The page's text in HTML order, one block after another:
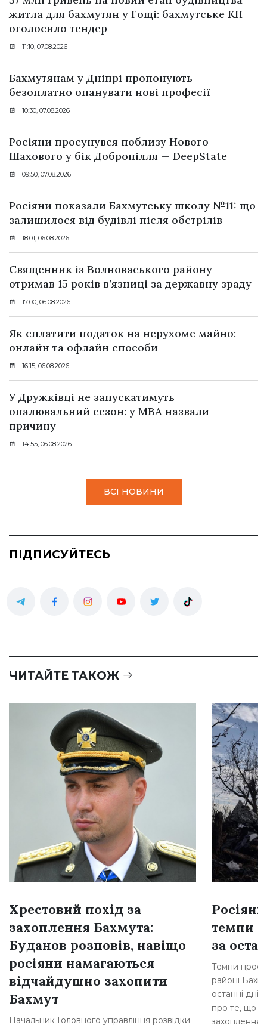
житла для бахмутян у Гощі: бахмутське КП
оголосило тендер
11:10, 07.08.2026
Бахмутянам у Дніпрі пропонують
безоплатно опанувати нові професії
10:30, 07.08.2026
Росіяни просунувся поблизу Нового
Шахового у бік Добропілля — DeepState
09:50, 07.08.2026
Росіяни показали Бахмутську школу №11: що
залишилося від будівлі після обстрілів
18:01, 06.08.2026
Священник із Волноваського району
отримав 15 років в’язниці за державну зраду
17:00, 06.08.2026
Як сплатити податок на нерухоме майно:
онлайн та офлайн способи
16:15, 06.08.2026
У Дружківці не запускатимуть
опалювальний сезон: у МВА назвали
причину
14:55, 06.08.2026
ВСІ НОВИНИ
ПІДПИСУЙТЕСЬ
ЧИТАЙТЕ ТАКОЖ
Хрестовий похід за
захоплення Бахмута:
Буданов розповів, навіщо
росіяни намагаються
відчайдушно захопити
Бахмут
Начальник Головного управління розвідки
темпи
за
Темпи
районі
останні
про те, що
захоплення